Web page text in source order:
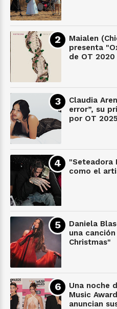
Maialen
presenta
de OT 2020
Claudia
error”, su
por OT 2025
"Seteadora
como el
Daniela
una
Christmas"
Una noche
Music
anuncian